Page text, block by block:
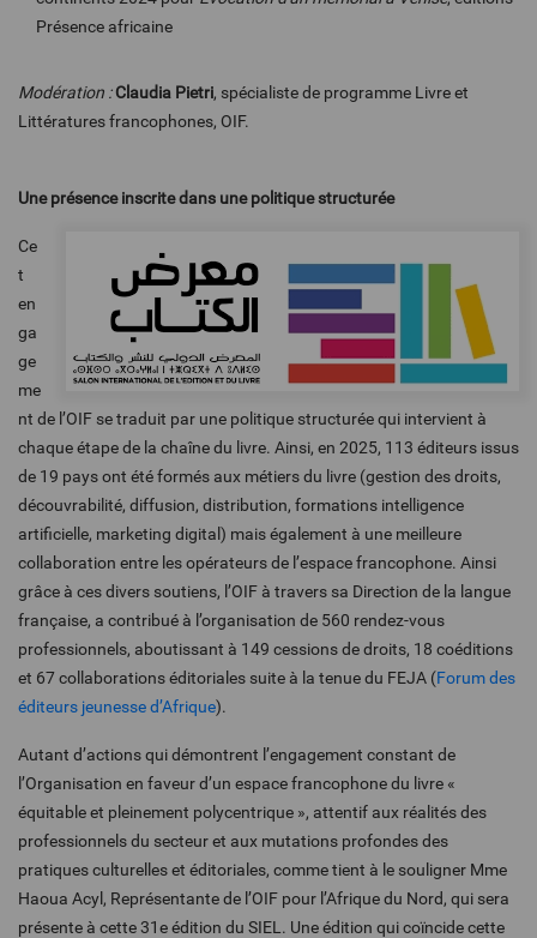
Présence africaine
Modération :Claudia Pietri, spécialiste de programme Livre et
Littératures francophones, OIF.
Une présence inscrite dans une politique structurée
Ce
t
en
ga
ge
me
nt de l’OIF se traduit par une politique structurée qui intervient à
chaque étape de la chaîne du livre. Ainsi, en 2025, 113 éditeurs issus
de 19 pays ont été formés aux métiers du livre (gestion des droits,
découvrabilité, diffusion, distribution, formations intelligence
artificielle, marketing digital) mais également à une meilleure
collaboration entre les opérateurs de l’espace francophone. Ainsi
grâce à ces divers soutiens, l’OIF à travers sa Direction de la langue
française, a contribué à l’organisation de 560 rendez-vous
professionnels, aboutissant à 149 cessions de droits, 18 coéditions
et 67 collaborations éditoriales suite à la tenue du FEJA (Forum des
éditeurs jeunesse d’Afrique).
Autant d’actions qui démontrent l’engagement constant de
l’Organisation en faveur d’un espace francophone du livre «
équitable et pleinement polycentrique », attentif aux réalités des
professionnels du secteur et aux mutations profondes des
pratiques culturelles et éditoriales, comme tient à le souligner Mme
Haoua Acyl, Représentante de l’OIF pour l’Afrique du Nord, qui sera
présente à cette 31e édition du SIEL. Une édition qui coïncide cette